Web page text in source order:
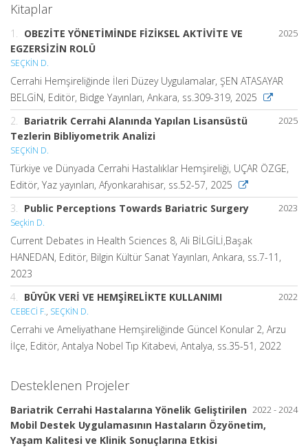
Kitaplar
2025
1. OBEZİTE YÖNETİMİNDE FİZİKSEL AKTİVİTE VE
EGZERSİZİN ROLÜ
SEÇKİN D.
Cerrahi Hemşireliğinde İleri Düzey Uygulamalar, ŞEN ATASAYAR
BELGİN, Editör, Bidge Yayınları, Ankara, ss.309-319, 2025
2025
2. Bariatrik Cerrahi Alanında Yapılan Lisansüstü
Tezlerin Bibliyometrik Analizi
SEÇKİN D.
Türkiye ve Dünyada Cerrahi Hastalıklar Hemşireliği, UÇAR ÖZGE,
Editör, Yaz yayınları, Afyonkarahisar, ss.52-57, 2025
2023
3. Public Perceptions Towards Bariatric Surgery
Seçkin D.
Current Debates in Health Sciences 8, Ali BİLGİLİ,Başak
HANEDAN, Editör, Bilgin Kültür Sanat Yayınları, Ankara, ss.7-11,
2023
2022
4. BÜYÜK VERİ VE HEMŞİRELİKTE KULLANIMI
CEBECİ F., SEÇKİN D.
Cerrahi ve Ameliyathane Hemşireliğinde Güncel Konular 2, Arzu
İlçe, Editör, Antalya Nobel Tıp Kitabevi, Antalya, ss.35-51, 2022
Desteklenen Projeler
2022 - 2024
Bariatrik Cerrahi Hastalarına Yönelik Geliştirilen
Mobil Destek Uygulamasının Hastaların Özyönetim,
Yaşam Kalitesi ve Klinik Sonuçlarına Etkisi